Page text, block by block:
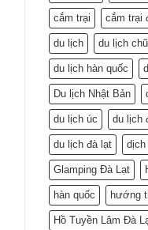
cắm trại cắm trại
du lịch du lịch
du lịch hàn quốc
Du lịch Nhật Bản
du lịch úc du lịch
du lịch đà lạt dịch
Glamping Đà Lạt
hàn quốc hướng
Hồ Tuyền Lâm Đà